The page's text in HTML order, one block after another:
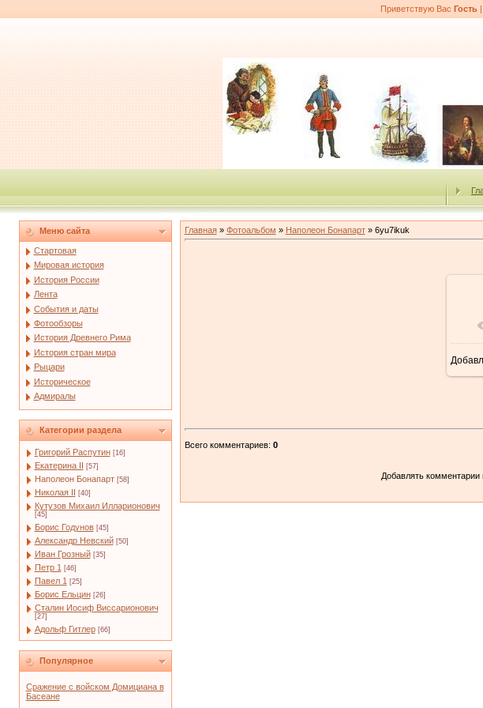
Приветствую Вас Гость |
Меню сайта
Стартовая
Мировая история
История России
Лента
События и даты
Фотообзоры
История Древнего Рима
История стран мира
Рыцари
Историческое
Адмиралы
Категории раздела
Григорий Распутин [16]
Екатерина II [57]
Наполеон Бонапарт [58]
Николая II [40]
Кутузов Михаил Илларионович
[45]
Борис Годунов [45]
Александр Невский [50]
Иван Грозный [35]
Петр 1 [46]
Павел 1 [25]
Борис Ельцин [26]
Сталин Иосиф Виссарионович
[27]
Адольф Гитлер [66]
Популярное
Сражение с войском Домициана в
Басеане
Главная» Фотоальбом » Наполеон Бонапарт» 6yu7ikuk
Всего комментариев: 0
Добавлять комментарии